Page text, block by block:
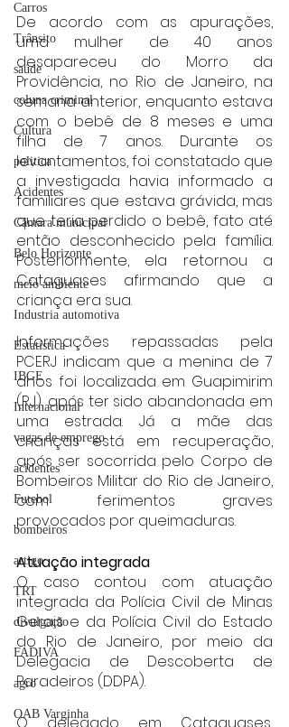
Carros
Trânsito
saúde
coluna criminal
Cultura
politica
Acidentes
Câmara municipal
Belo Horizonte
meio ambiente
Industria automotiva
Estatística
IBGE
Internacional
vagas de emprego
acidentes
Futebol
bombeiros
artigo
TRT
divulgação
FADIVA
agro
OAB Varginha
De acordo com as apurações,
uma mulher de 40 anos
desapareceu do Morro da
Providência, no Rio de Janeiro, na
semana anterior, enquanto estava
com o bebê de 8 meses e uma
filha de 7 anos. Durante os
levantamentos, foi constatado que
a investigada havia informado a
familiares que estava grávida, mas
que teria perdido o bebê, fato até
então desconhecido pela família.
Posteriormente, ela retornou a
Cataguases afirmando que a
criança era sua.
Informações repassadas pela
PCERJ indicam que a menina de 7
anos foi localizada em Guapimirim
(RJ), após ter sido abandonada em
uma estrada. Já a mãe das
crianças está em recuperação,
após ser socorrida pelo Corpo de
Bombeiros Militar do Rio de Janeiro,
com ferimentos graves
provocados por queimaduras.
Atuação integrada
O caso contou com atuação
integrada da Polícia Civil de Minas
Gerais e da Polícia Civil do Estado
do Rio de Janeiro, por meio da
Delegacia de Descoberta de
Paradeiros (DDPA).
O delegado em Cataguases,